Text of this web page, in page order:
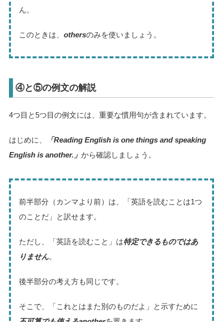
ん。
このときは、 othersのみを使いましょう。
④と⑤の例文の解説
4つ目と5つ目の例文には、重要な慣用句が含まれています。
はじめに、
「Reading English is one things and speaking
English is another.」 から確認しましょう。
前半部分（カンマより前）は、「英語を読むことは1つ
のことだ」と訳せます。
ただし、「英語を読むこと」は特定できるものではあ
りません。
後半部分の考え方も同じです。
そこで、「これとはまた別のものだよ」と示すために